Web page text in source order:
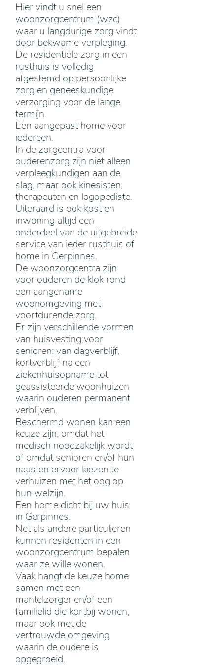
Hier vindt u snel een
woonzorgcentrum (wzc)
waar u langdurige zorg vindt
door bekwame verpleging.
De residentiële zorg in een
rusthuis is volledig
afgestemd op persoonlijke
zorg en geneeskundige
verzorging voor de lange
termijn.
Een aangepast home voor
iedereen.
In de zorgcentra voor
ouderenzorg zijn niet alleen
verpleegkundigen aan de
slag, maar ook kinesisten,
therapeuten en logopediste.
Uiteraard is ook kost en
inwoning altijd een
onderdeel van de uitgebreide
service van ieder rusthuis of
home in Gerpinnes.
De woonzorgcentra zijn
voor ouderen de klok rond
een aangename
woonomgeving met
voortdurende zorg.
Er zijn verschillende vormen
van huisvesting voor
senioren: van dagverblijf,
kortverblijf na een
ziekenhuisopname tot
geassisteerde woonhuizen
waarin ouderen permanent
verblijven.
Beschermd wonen kan een
keuze zijn, omdat het
medisch noodzakelijk wordt
of omdat senioren en/of hun
naasten ervoor kiezen te
verhuizen met het oog op
hun welzijn.
Een home dicht bij uw huis
in Gerpinnes.
Net als andere particulieren
kunnen residenten in een
woonzorgcentrum bepalen
waar ze wille wonen.
Vaak hangt de keuze home
samen met een
mantelzorger en/of een
familielid die kortbij wonen,
maar ook met de
vertrouwde omgeving
waarin de oudere is
opgegroeid.